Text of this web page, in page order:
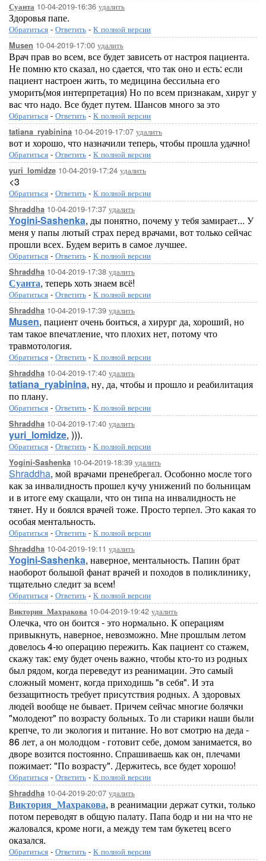
Суанта 10-04-2019-16:36 удалить
Здоровья папе.
Обратиться - Ответить - К полной версии
Musen 10-04-2019-17:00 удалить
Врач прав во всем, все будет зависеть от настроя пациента.
Не помню кто сказал, но сдается, что так оно и есть: если
пациент настроен жить, то медицина бессильна его
уморить(моя интерпретация) Но по всем признакам, хируг у
вас что надо. Все будет путем. Шансов много за это
Обратиться - Ответить - К полной версии
tatiana_ryabinina 10-04-2019-17:07 удалить
вот и хорошо, что назначили теперь, чтобы прошла удачно!
Обратиться - Ответить - К полной версии
yuri_lomidze 10-04-2019-17:24 удалить
<3
Обратиться - Ответить - К полной версии
Shraddha 10-04-2019-17:37 удалить
Yogini-Sashenka, ды понятно, почему у тебя замирает... У
меня у папы лютый страх перед врачами, вот только сейчас
прошли всех. Будем верить в самое лучшее.
Обратиться - Ответить - К полной версии
Shraddha 10-04-2019-17:38 удалить
Суанта, теперь хоть знаем всё!
Обратиться - Ответить - К полной версии
Shraddha 10-04-2019-17:39 удалить
Musen, пациент очень боиться, а хирург да, хороший, но
там такое впечатление, что плохих нет, потому что
травмотология.
Обратиться - Ответить - К полной версии
Shraddha 10-04-2019-17:40 удалить
tatiana_ryabinina, ну, да, чтобы и прошло и реабилитация
по плану.
Обратиться - Ответить - К полной версии
Shraddha 10-04-2019-17:40 удалить
yuri_lomidze, ))).
Обратиться - Ответить - К полной версии
Yogini-Sashenka 10-04-2019-18:39 удалить
Shraddha, мой врачами пренебрегал. Особонно мосле того
как за инвалидность прошел кучу унижений по больницам
и в итоге ему скащали, что он типа на инвалидность не
тянет. Ну и боялся врачей тоже. Просто терпел. Это какая то
особая ментальность.
Обратиться - Ответить - К полной версии
Shraddha 10-04-2019-19:11 удалить
Yogini-Sashenka, наверное, ментальность. Папин брат
наоборот большой фанат врачей и походов в поликлинику,
тщательно следит за всем!
Обратиться - Ответить - К полной версии
Виктория_Махракова 10-04-2019-19:42 удалить
Олечка, что он боится - это нормально. К операциям
привыкнуть, наверное, невозможно. Мне прошлым летом
довелось 4-ю операцию пережить. Как пациент со стажем,
скажу так: ему будет очень важно, чтобы кто-то из родных
был рядом, когда переведут из реанимации. Это самый
сложный момент, когда приходишь "в себя". И эта
беззащитность требует присутствия родных. А здоровых
людей вообще не бывает. Причем сейчас многие болячки
"молодеют" по возрасту больных. То ли старики наши были
крепче, то ли экология и питание. Но вот смотрю на деда -
86 лет, а он молодцом - готовит себе, домом занимается, во
дворе возится постоянно. Спрашиваешь как он, плечами
пожимает: "По возрасту". Держитесь, все будет хорошо!
Обратиться - Ответить - К полной версии
Shraddha 10-04-2019-20:07 удалить
Виктория_Махракова, в реанимации держат сутки, только
потом переводят в общую палату. Папа бодр и ни на что не
жаловался, кроме ноги, а между тем там букетец всего
оказался.
Обратиться - Ответить - К полной версии